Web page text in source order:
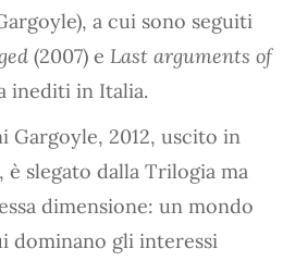
a cui sono seguiti
(2007) e Last arguments of
inediti in Italia.
Gargoyle, 2012, uscito in
è slegato dalla Trilogia ma
dimensione: un mondo
dominano gli interessi